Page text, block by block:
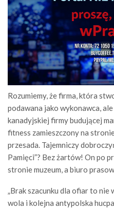
Rozumiemy, że firma, która
podawana jako wykonawca,
kanadyjskiej firmy budującej
fitness zamieszczony na
przesada. Tajemniczy
Pamięci”? Bez żartów! On po
stronie muzeum, a biuro
„Brak szacunku dla ofiar to nie
wola i kolejna antypolska